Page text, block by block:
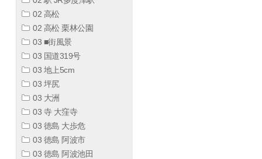
02 高松
02 高松 栗林公園
03 ■街風景
03 国道319号
03 地上5cm
03 坪尻
03 大洲
03 寺 大窪寺
03 徳島 大歩危
03 徳島 阿波市
03 徳島 阿波池田